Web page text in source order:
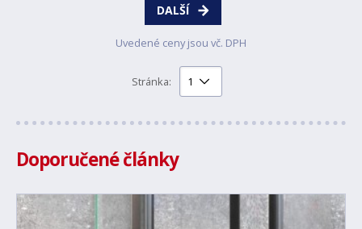
DALŠÍ
Uvedené ceny jsou vč. DPH
Stránka:
Doporučené články